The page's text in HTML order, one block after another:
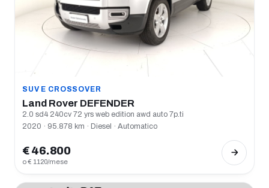
SUV E CROSSOVER
Land Rover DEFENDER
2.0 sd4 240cv 72 yrs web edition awd auto 7p.ti
2020 · 95.878 km · Diesel · Automatico
€ 46.800
o € 1120/mese